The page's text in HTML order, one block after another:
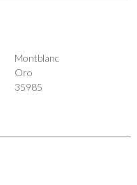
Montblanc
Oro
35985